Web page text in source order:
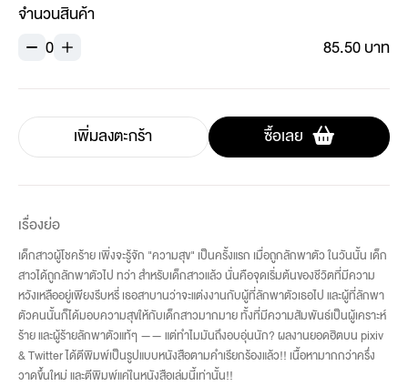
จำนวนสินค้า
0
85.50 บาท
เพิ่มลงตะกร้า ซื้อเลย
เรื่องย่อ
เด็กสาวผู้โชคร้าย เพิ่งจะรู้จัก "ความสุข" เป็นครั้งแรก เมื่อถูกลักพาตัว ในวันนั้น เด็ก
สาวได้ถูกลักพาตัวไป ทว่า สำหรับเด็กสาวแล้ว นั่นคือจุดเริ่มต้นของชีวิตที่มีความ
หวังเหลืออยู่เพียงรีบหรี่ เธอสาบานว่าจะแต่งงานกับผู้ที่ลักพาตัวเธอไป และผู้ที่ลักพา
ตัวคนนั้นก็ได้มอบความสุขให้กับเด็กสาวมากมาย ทั้งที่มีความสัมพันธ์เป็นผู้เคราะห์
ร้าย และผู้ร้ายลักพาตัวแท้ๆ —— แต่ทำไมมันถึงอบอุ่นนัก? ผลงานยอดฮิตบน pixiv
& Twitter ได้ตีพิมพ์เป็นรูปแบบหนังสือตามคำเรียกร้องแล้ว!! เนื้อหามากกว่าครึ่ง
วาดขึ้นใหม่ และตีพิมพ์แค่ในหนังสือเล่มนี้เท่านั้น!!